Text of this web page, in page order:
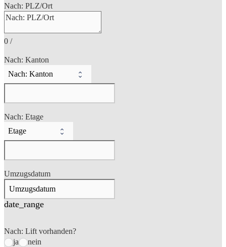
Nach: PLZ/Ort
0 /
Nach: Kanton
Nach: Etage
Umzugsdatum
date_range
Nach: Lift vorhanden?
ja
nein